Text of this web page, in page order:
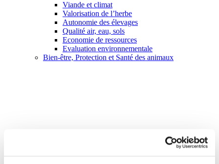
Viande et climat
Valorisation de l’herbe
Autonomie des élevages
Qualité air, eau, sols
Economie de ressources
Evaluation environnementale
Bien-être, Protection et Santé des animaux